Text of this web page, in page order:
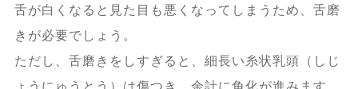
舌が白くなると見た目も悪くなってしまうため、舌磨
きが必要でしょう。
ただし、舌磨きをしすぎると、細長い糸状乳頭（しじ
ょうにゅうとう）は傷つき、余計に角化が進みます。